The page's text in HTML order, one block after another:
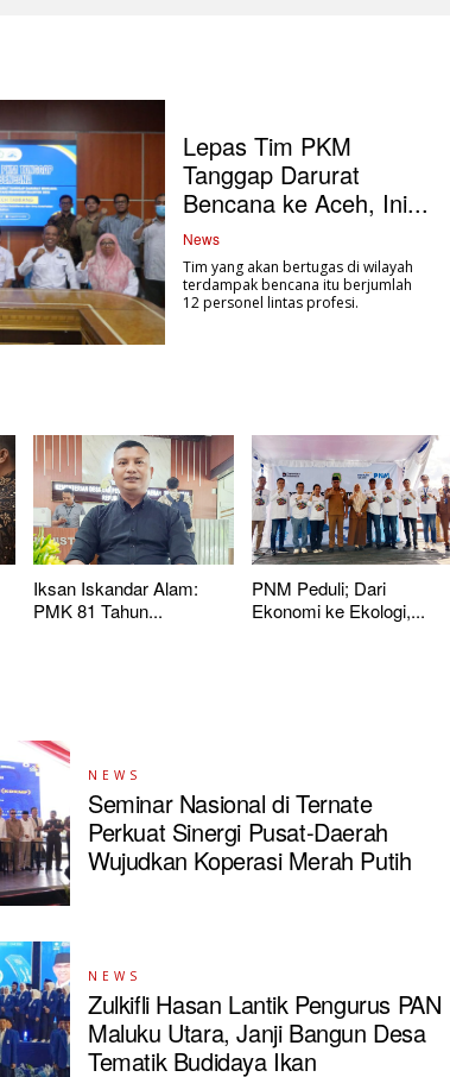
Lepas Tim PKM
Tanggap Darurat
Bencana ke Aceh, Ini...
News
Tim yang akan bertugas di wilayah
terdampak bencana itu berjumlah
12 personel lintas profesi.
Iksan Iskandar Alam:
PMK 81 Tahun...
PNM Peduli; Dari
Ekonomi ke Ekologi,...
NEWS
Seminar Nasional di Ternate
Perkuat Sinergi Pusat-Daerah
Wujudkan Koperasi Merah Putih
NEWS
Zulkifli Hasan Lantik Pengurus PAN
Maluku Utara, Janji Bangun Desa
Tematik Budidaya Ikan